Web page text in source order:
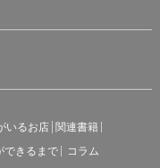
いるお店 関連書籍
できるまで コラム